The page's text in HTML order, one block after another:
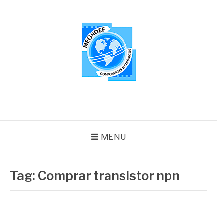
MENU
Tag: Comprar transistor npn